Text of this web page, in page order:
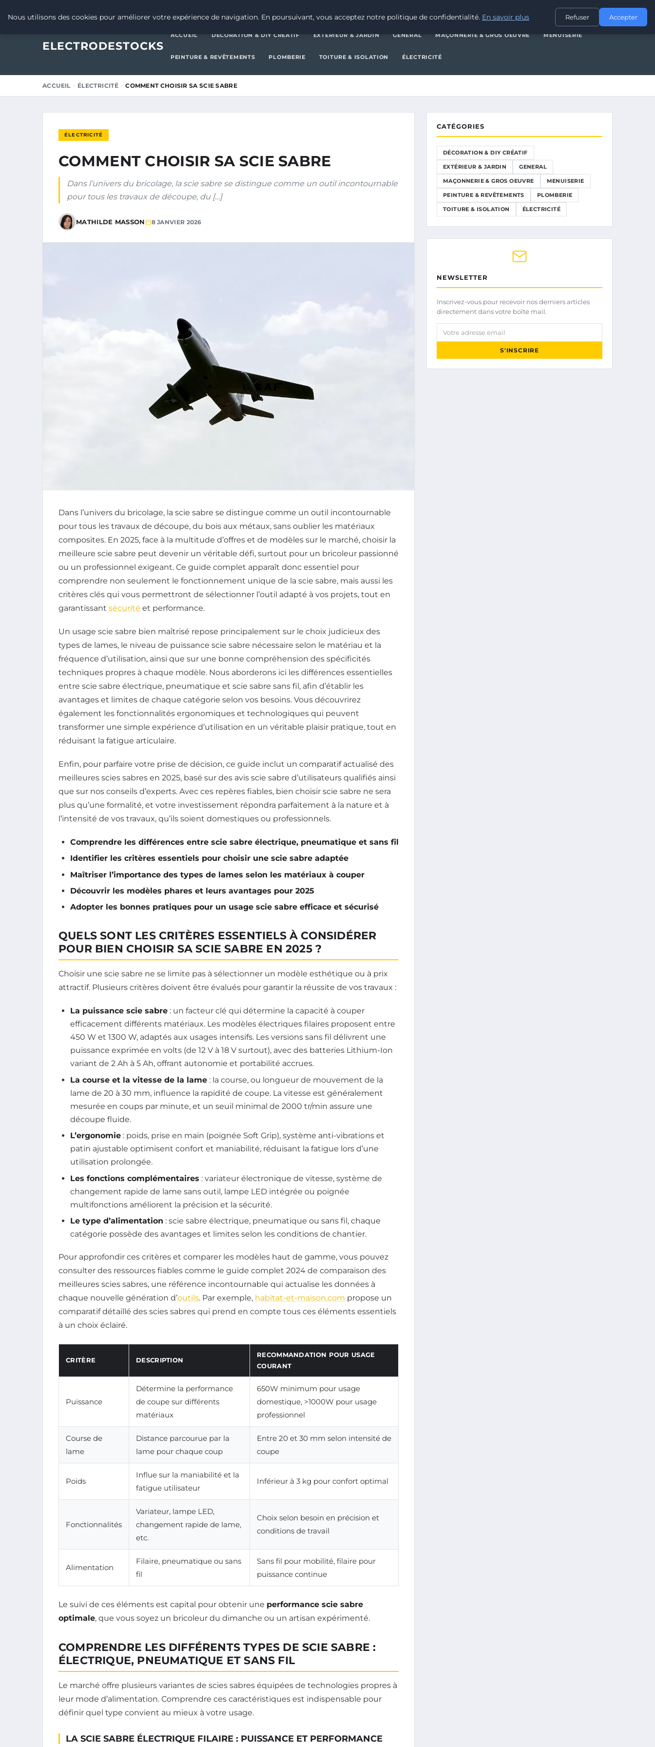
MAÇONNERIE & GROS OEUVRE
ELECTRODESTOCKS
ACCUEIL DÉCORATION & DIY CRÉATIF EXTÉRIEUR & JARDIN GENERAL MAÇONNERIE & GROS OEUVRE MENUISERIE
PEINTURE & REVÊTEMENTS PLOMBERIE TOITURE & ISOLATION ÉLECTRICITÉ
ACCUEIL ÉLECTRICITÉ COMMENT CHOISIR SA SCIE SABRE
ÉLECTRICITÉ
COMMENT CHOISIR SA SCIE SABRE
Dans l’univers du bricolage, la scie sabre se distingue comme un outil incontournable
pour tous les travaux de découpe, du […]
MATHILDE MASSON 8 JANVIER 2026
Dans l’univers du bricolage, la scie sabre se distingue comme un outil incontournable
pour tous les travaux de découpe, du bois aux métaux, sans oublier les matériaux
composites. En 2025, face à la multitude d’offres et de modèles sur le marché, choisir la
meilleure scie sabre peut devenir un véritable défi, surtout pour un bricoleur passionné
ou un professionnel exigeant. Ce guide complet apparaît donc essentiel pour
comprendre non seulement le fonctionnement unique de la scie sabre, mais aussi les
critères clés qui vous permettront de sélectionner l’outil adapté à vos projets, tout en
garantissant sécurité et performance.
Un usage scie sabre bien maîtrisé repose principalement sur le choix judicieux des
types de lames, le niveau de puissance scie sabre nécessaire selon le matériau et la
fréquence d’utilisation, ainsi que sur une bonne compréhension des spécificités
techniques propres à chaque modèle. Nous aborderons ici les différences essentielles
entre scie sabre électrique, pneumatique et scie sabre sans fil, afin d’établir les
avantages et limites de chaque catégorie selon vos besoins. Vous découvrirez
également les fonctionnalités ergonomiques et technologiques qui peuvent
transformer une simple expérience d’utilisation en un véritable plaisir pratique, tout en
réduisant la fatigue articulaire.
Enfin, pour parfaire votre prise de décision, ce guide inclut un comparatif actualisé des
meilleures scies sabres en 2025, basé sur des avis scie sabre d’utilisateurs qualifiés ainsi
que sur nos conseils d’experts. Avec ces repères fiables, bien choisir scie sabre ne sera
plus qu’une formalité, et votre investissement répondra parfaitement à la nature et à
l’intensité de vos travaux, qu’ils soient domestiques ou professionnels.
Comprendre les différences entre scie sabre électrique, pneumatique et sans fil
Identifier les critères essentiels pour choisir une scie sabre adaptée
Maîtriser l’importance des types de lames selon les matériaux à couper
Découvrir les modèles phares et leurs avantages pour 2025
Adopter les bonnes pratiques pour un usage scie sabre efficace et sécurisé
QUELS SONT LES CRITÈRES ESSENTIELS À CONSIDÉRER
POUR BIEN CHOISIR SA SCIE SABRE EN 2025 ?
Choisir une scie sabre ne se limite pas à sélectionner un modèle esthétique ou à prix
attractif. Plusieurs critères doivent être évalués pour garantir la réussite de vos travaux :
La puissance scie sabre : un facteur clé qui détermine la capacité à couper
efficacement différents matériaux. Les modèles électriques filaires proposent entre
450 W et 1300 W, adaptés aux usages intensifs. Les versions sans fil délivrent une
puissance exprimée en volts (de 12 V à 18 V surtout), avec des batteries Lithium-Ion
variant de 2 Ah à 5 Ah, offrant autonomie et portabilité accrues.
La course et la vitesse de la lame : la course, ou longueur de mouvement de la
lame de 20 à 30 mm, influence la rapidité de coupe. La vitesse est généralement
mesurée en coups par minute, et un seuil minimal de 2000 tr/min assure une
découpe fluide.
L’ergonomie : poids, prise en main (poignée Soft Grip), système anti-vibrations et
patin ajustable optimisent confort et maniabilité, réduisant la fatigue lors d’une
utilisation prolongée.
Les fonctions complémentaires : variateur électronique de vitesse, système de
changement rapide de lame sans outil, lampe LED intégrée ou poignée
multifonctions améliorent la précision et la sécurité.
Le type d’alimentation : scie sabre électrique, pneumatique ou sans fil, chaque
catégorie possède des avantages et limites selon les conditions de chantier.
Pour approfondir ces critères et comparer les modèles haut de gamme, vous pouvez
consulter des ressources fiables comme le guide complet 2024 de comparaison des
meilleures scies sabres, une référence incontournable qui actualise les données à
chaque nouvelle génération d’outils. Par exemple, habitat-et-maison.com propose un
comparatif détaillé des scies sabres qui prend en compte tous ces éléments essentiels
à un choix éclairé.
CRITÈRE DESCRIPTION
RECOMMANDATION POUR USAGE
COURANT
Puissance
Détermine la performance
de coupe sur différents
matériaux
650W minimum pour usage
domestique, >1000W pour usage
professionnel
Course de
lame
Distance parcourue par la
lame pour chaque coup
Entre 20 et 30 mm selon intensité de
coupe
Poids
Influe sur la maniabilité et la
fatigue utilisateur
Inférieur à 3 kg pour confort optimal
Fonctionnalités
Variateur, lampe LED,
changement rapide de lame,
etc.
Choix selon besoin en précision et
conditions de travail
Alimentation
Filaire, pneumatique ou sans
fil
Sans fil pour mobilité, filaire pour
puissance continue
Le suivi de ces éléments est capital pour obtenir une performance scie sabre
optimale, que vous soyez un bricoleur du dimanche ou un artisan expérimenté.
COMPRENDRE LES DIFFÉRENTS TYPES DE SCIE SABRE :
ÉLECTRIQUE, PNEUMATIQUE ET SANS FIL
Le marché offre plusieurs variantes de scies sabres équipées de technologies propres à
leur mode d’alimentation. Comprendre ces caractéristiques est indispensable pour
définir quel type convient au mieux à votre usage.
LA SCIE SABRE ÉLECTRIQUE FILAIRE : PUISSANCE ET PERFORMANCE
CATÉGORIES
DÉCORATION & DIY CRÉATIF
EXTÉRIEUR & JARDIN GENERAL
MAÇONNERIE & GROS OEUVRE MENUISERIE
PEINTURE & REVÊTEMENTS PLOMBERIE
TOITURE & ISOLATION ÉLECTRICITÉ
NEWSLETTER
Inscrivez-vous pour recevoir nos derniers articles
directement dans votre boîte mail.
Votre adresse email
S'INSCRIRE
Nous utilisons des cookies pour améliorer votre expérience de navigation. En poursuivant, vous acceptez notre politique de confidentialité. En savoir plus Refuser Accepter